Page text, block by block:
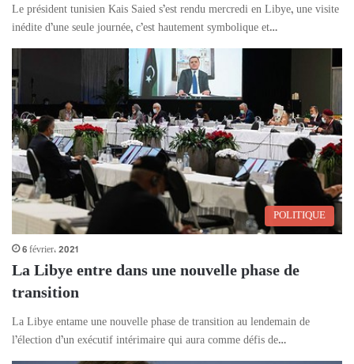
Le président tunisien Kais Saied s’est rendu mercredi en Libye, une visite
inédite d’une seule journée, c’est hautement symbolique et…
POLITIQUE
6 février، 2021
La Libye entre dans une nouvelle phase de
transition
La Libye entame une nouvelle phase de transition au lendemain de
l’élection d’un exécutif intérimaire qui aura comme défis de…